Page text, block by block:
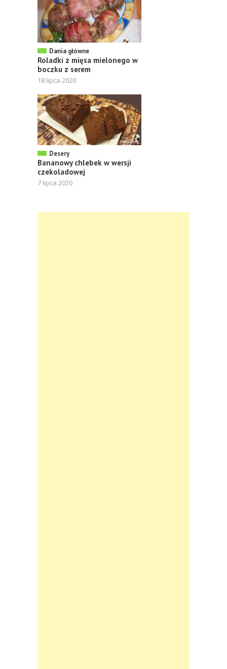
Dania główne
Roladki z mięsa mielonego w
boczku z serem
18 lipca 2020
Desery
Bananowy chlebek w wersji
czekoladowej
7 lipca 2020